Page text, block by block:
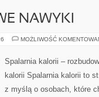
NAWYKI
MOŻLIWOŚĆ
Spalarnia kalorii –
kalorii Spalarnia kalorii to
z myślą o osobach, które